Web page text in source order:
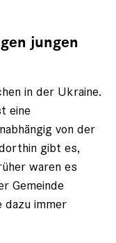
jungen
in der Ukraine.
eine
von der
gibt es,
waren es
Gemeinde
dazu immer